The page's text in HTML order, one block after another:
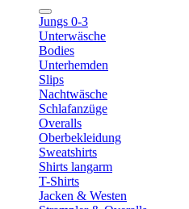
Jungs 0-3
Unterwäsche
Bodies
Unterhemden
Slips
Nachtwäsche
Schlafanzüge
Overalls
Oberbekleidung
Sweatshirts
Shirts langarm
T-Shirts
Jacken & Westen